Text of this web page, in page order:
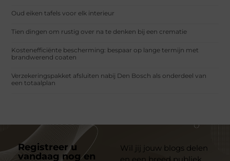
Oud eiken tafels voor elk interieur
Tien dingen om rustig over na te denken bij een crematie
Kostenefficiënte bescherming: bespaar op lange termijn met
brandwerend coaten
Verzekeringspakket afsluiten nabij Den Bosch als onderdeel van
een totaalplan
Registreer u
vandaag nog en
Wil jij jouw blogs delen